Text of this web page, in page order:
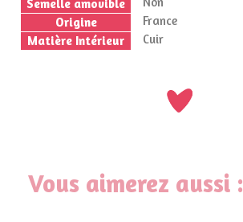
Semelle amovible
Origine
France
Matière Intérieur
Cuir
Vous aimerez aussi :